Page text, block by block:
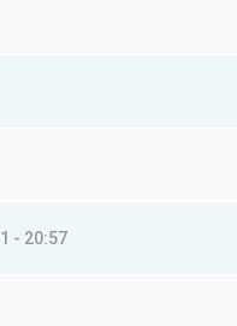
- 20:57